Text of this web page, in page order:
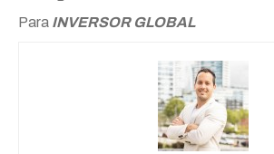
Para INVERSOR GLOBAL